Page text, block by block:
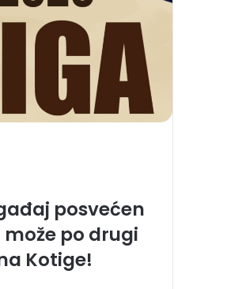
posvećen
po drugi
Kotige!